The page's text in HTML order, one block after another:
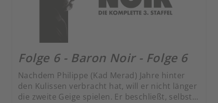
Folge 6 - Baron Noir - Folge 6
Nachdem Philippe (Kad Merad) Jahre hinter
den Kulissen verbracht hat, will er nicht länger
die zweite Geige spielen. Er beschließt, selbst